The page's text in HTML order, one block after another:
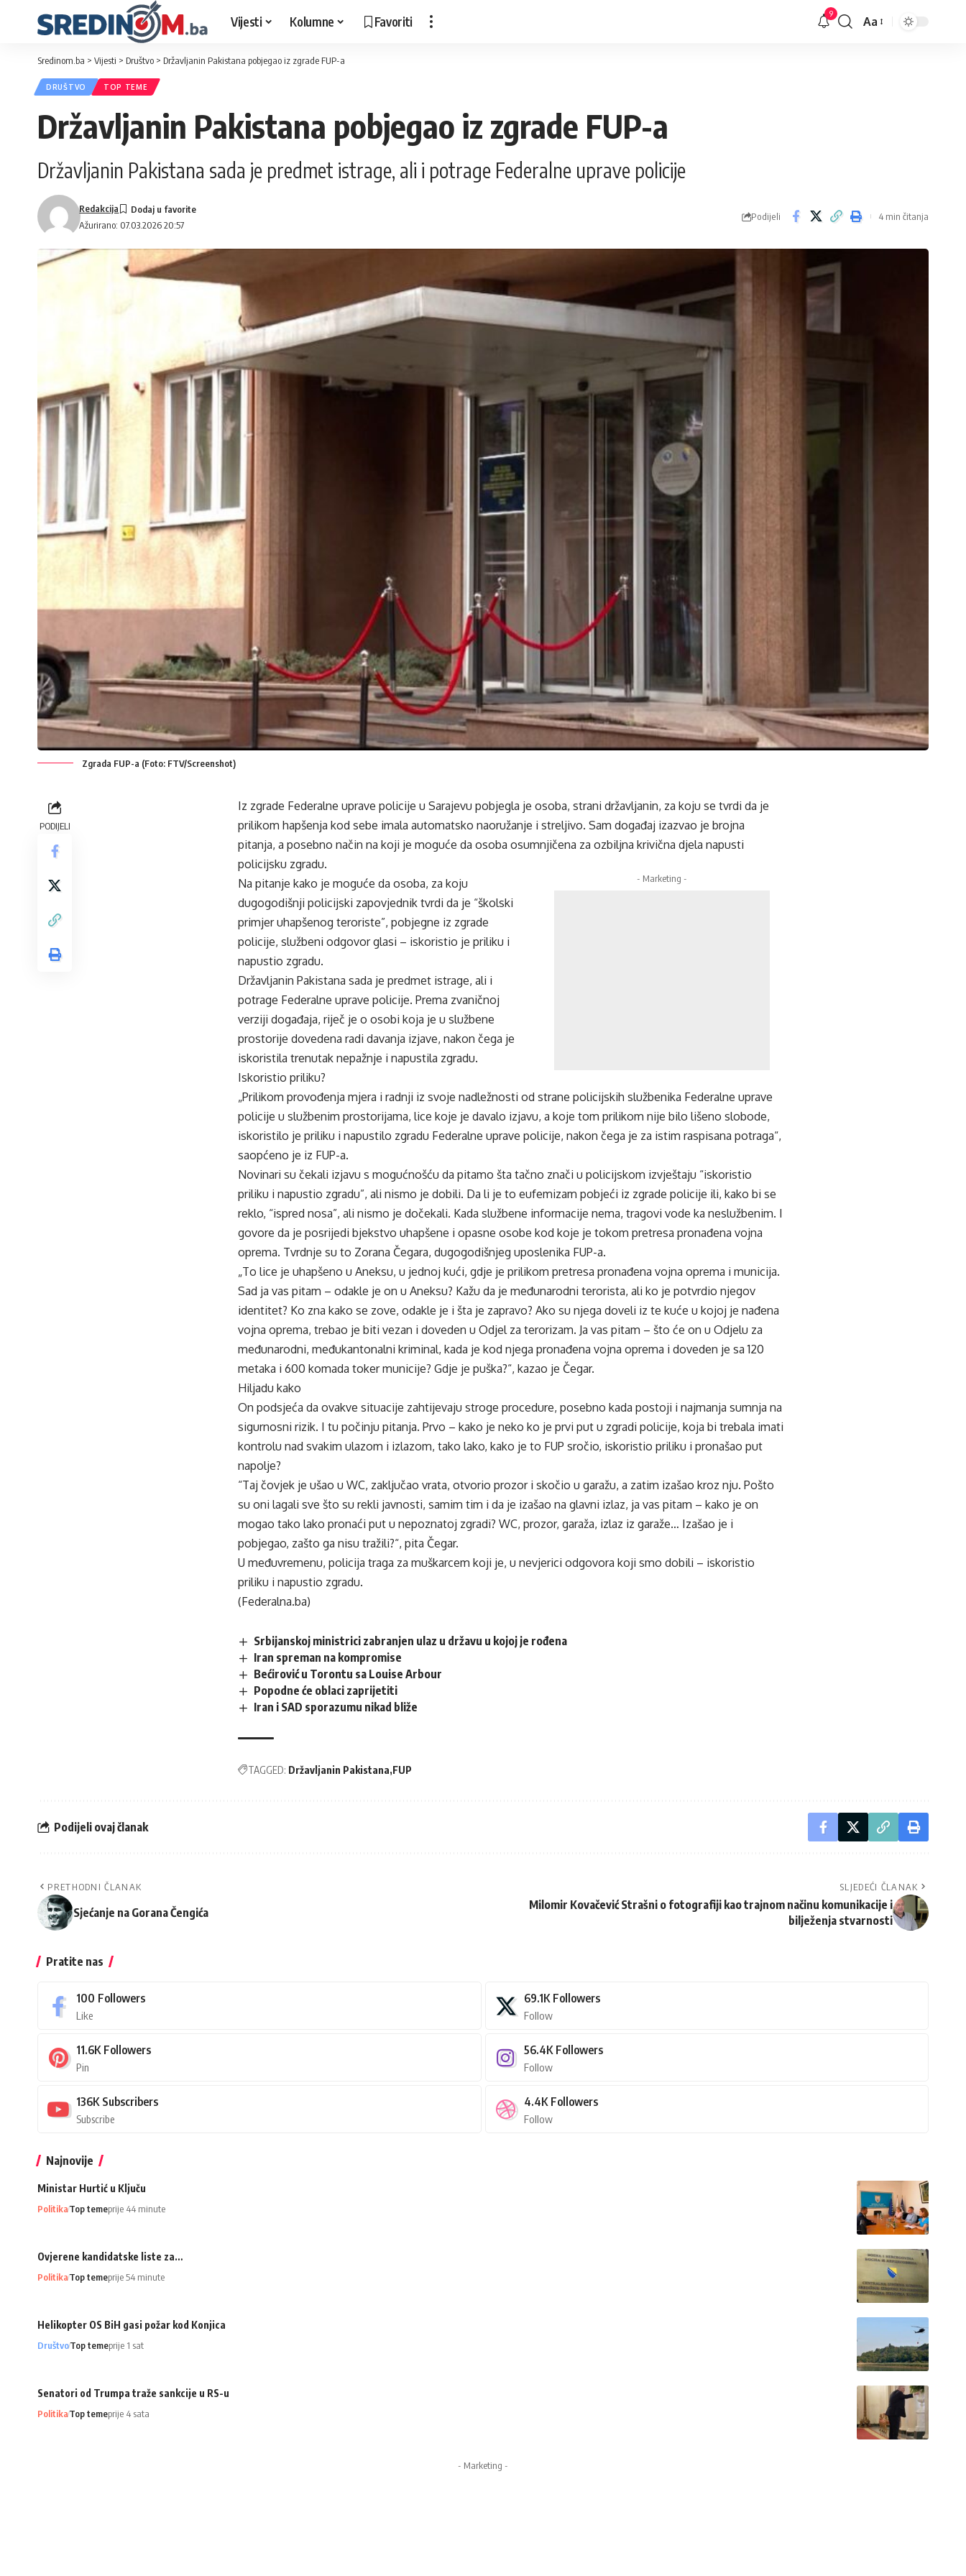
Vijesti Kolumne Favoriti 9
Veličina
Aa
Sredinom.ba > Vijesti > Društvo > Državljanin Pakistana pobjegao iz zgrade FUP-a
DRUŠTVO TOP TEME
Državljanin Pakistana pobjegao iz zgrade FUP-a
Državljanin Pakistana sada je predmet istrage, ali i potrage Federalne uprave policije
Ažurirano: 07.03.2026 20:57
Redakcija
Podijeli 4 min čitanja
Zgrada FUP-a (Foto: FTV/Screenshot)
PODIJELI
Iz zgrade Federalne uprave policije u Sarajevu pobjegla je osoba, strani državljanin, za koju se tvrdi da je
prilikom hapšenja kod sebe imala automatsko naoružanje i streljivo. Sam događaj izazvao je brojna
pitanja, a posebno način na koji je moguće da osoba osumnjičena za ozbiljna krivična djela napusti
policijsku zgradu.
- Marketing -
Na pitanje kako je moguće da osoba, za koju
dugogodišnji policijski zapovjednik tvrdi da je “školski
primjer uhapšenog teroriste”, pobjegne iz zgrade
policije, službeni odgovor glasi – iskoristio je priliku i
napustio zgradu.
Državljanin Pakistana sada je predmet istrage, ali i
potrage Federalne uprave policije. Prema zvaničnoj
verziji događaja, riječ je o osobi koja je u službene
prostorije dovedena radi davanja izjave, nakon čega je
iskoristila trenutak nepažnje i napustila zgradu.
Iskoristio priliku?
„Prilikom provođenja mjera i radnji iz svoje nadležnosti od strane policijskih službenika Federalne uprave
policije u službenim prostorijama, lice koje je davalo izjavu, a koje tom prilikom nije bilo lišeno slobode,
iskoristilo je priliku i napustilo zgradu Federalne uprave policije, nakon čega je za istim raspisana potraga“,
saopćeno je iz FUP-a.
Novinari su čekali izjavu s mogućnošću da pitamo šta tačno znači u policijskom izvještaju “iskoristio
priliku i napustio zgradu”, ali nismo je dobili. Da li je to eufemizam pobjeći iz zgrade policije ili, kako bi se
reklo, “ispred nosa”, ali nismo je dočekali. Kada službene informacije nema, tragovi vode ka neslužbenim. I
govore da je posrijedi bjekstvo uhapšene i opasne osobe kod koje je tokom pretresa pronađena vojna
oprema. Tvrdnje su to Zorana Čegara, dugogodišnjeg uposlenika FUP-a.
„To lice je uhapšeno u Aneksu, u jednoj kući, gdje je prilikom pretresa pronađena vojna oprema i municija.
Sad ja vas pitam – odakle je on u Aneksu? Kažu da je međunarodni terorista, ali ko je potvrdio njegov
identitet? Ko zna kako se zove, odakle je i šta je zapravo? Ako su njega doveli iz te kuće u kojoj je nađena
vojna oprema, trebao je biti vezan i doveden u Odjel za terorizam. Ja vas pitam – što će on u Odjelu za
međunarodni, međukantonalni kriminal, kada je kod njega pronađena vojna oprema i doveden je sa 120
metaka i 600 komada toker municije? Gdje je puška?“, kazao je Čegar.
Hiljadu kako
On podsjeća da ovakve situacije zahtijevaju stroge procedure, posebno kada postoji i najmanja sumnja na
sigurnosni rizik. I tu počinju pitanja. Prvo – kako je neko ko je prvi put u zgradi policije, koja bi trebala imati
kontrolu nad svakim ulazom i izlazom, tako lako, kako je to FUP sročio, iskoristio priliku i pronašao put
napolje?
“Taj čovjek je ušao u WC, zaključao vrata, otvorio prozor i skočio u garažu, a zatim izašao kroz nju. Pošto
su oni lagali sve što su rekli javnosti, samim tim i da je izašao na glavni izlaz, ja vas pitam – kako je on
mogao tako lako pronaći put u nepoznatoj zgradi? WC, prozor, garaža, izlaz iz garaže… Izašao je i
pobjegao, zašto ga nisu tražili?“, pita Čegar.
U međuvremenu, policija traga za muškarcem koji je, u nevjerici odgovora koji smo dobili – iskoristio
priliku i napustio zgradu.
(Federalna.ba)
Srbijanskoj ministrici zabranjen ulaz u državu u kojoj je rođena
Iran spreman na kompromise
Bećirović u Torontu sa Louise Arbour
Popodne će oblaci zaprijetiti
Iran i SAD sporazumu nikad bliže
TAGGED: Državljanin Pakistana FUP
Podijeli ovaj članak
PRETHODNI ČLANAK
Sjećanje na Gorana Čengića
SLJEDEĆI ČLANAK
Milomir Kovačević Strašni o fotografiji kao trajnom načinu komunikacije i
bilježenja stvarnosti
Pratite nas
100 Followers
Like
69.1K Followers
Follow
11.6K Followers
Pin
56.4K Followers
Follow
136K Subscribers
Subscribe
4.4K Followers
Follow
Najnovije
Ministar Hurtić u Ključu
PolitikaTop temeprije 44 minute
Ovjerene kandidatske liste za…
PolitikaTop temeprije 54 minute
Helikopter OS BiH gasi požar kod Konjica
DruštvoTop temeprije 1 sat
Senatori od Trumpa traže sankcije u RS-u
PolitikaTop temeprije 4 sata
- Marketing -